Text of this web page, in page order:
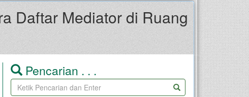
Daftar Mediator di Ruang
Pencarian . . .